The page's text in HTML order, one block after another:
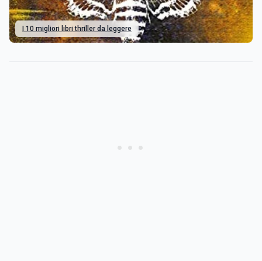
I 10 migliori libri thriller da leggere